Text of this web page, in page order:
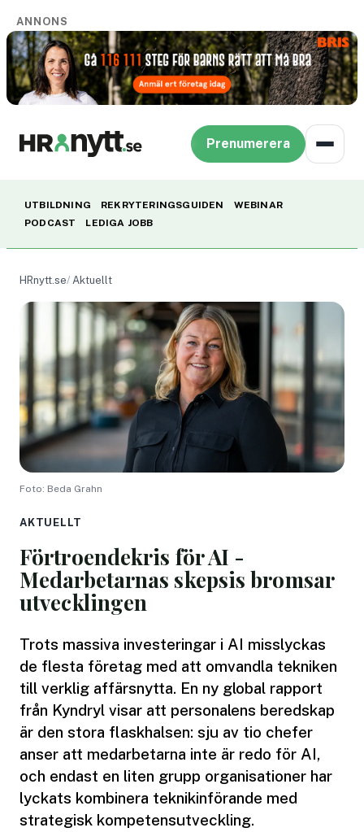
ANNONS
Prenumerera
UTBILDNING REKRYTERINGSGUIDEN
WEBINAR
PODCAST
LEDIGA JOBB
HRnytt.se Aktuellt
Foto: Beda Grahn
AKTUELLT
Förtroendekris för AI -
Medarbetarnas skepsis bromsar
utvecklingen
Trots massiva investeringar i AI misslyckas
de flesta företag med att omvandla tekniken
till verklig affärsnytta. En ny global rapport
från Kyndryl visar att personalens beredskap
är den stora flaskhalsen: sju av tio chefer
anser att medarbetarna inte är redo för AI,
och endast en liten grupp organisationer har
lyckats kombinera teknikinförande med
strategisk kompetensutveckling.